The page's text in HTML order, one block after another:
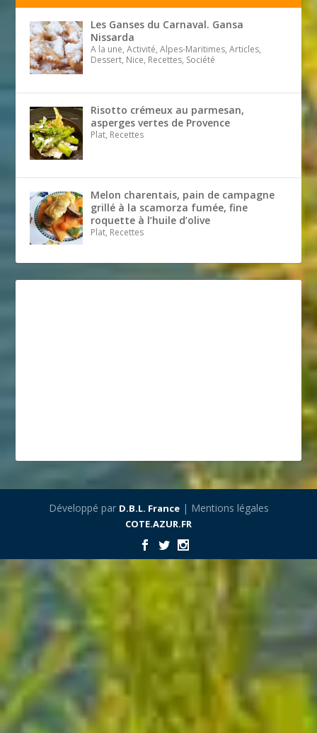
Les Ganses du Carnaval. Gansa
Nissarda
A la une, Activité, Alpes-Maritimes, Articles,
Dessert, Nice, Recettes, Société
Risotto crémeux au parmesan,
asperges vertes de Provence
Plat, Recettes
Melon charentais, pain de campagne
grillé à la scamorza fumée, fine
roquette à l’huile d’olive
Plat, Recettes
Développé par D.B.L. France| Mentions légales
COTE.AZUR.FR